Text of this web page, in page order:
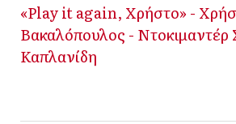
«Play it again, Χρήστο» -
Βακαλόπουλος - Ντοκιμαντέρ
Καπλανίδη